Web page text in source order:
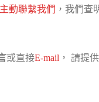
主動聯繫我們 ，我們查
或直接E-mail ， 請提供